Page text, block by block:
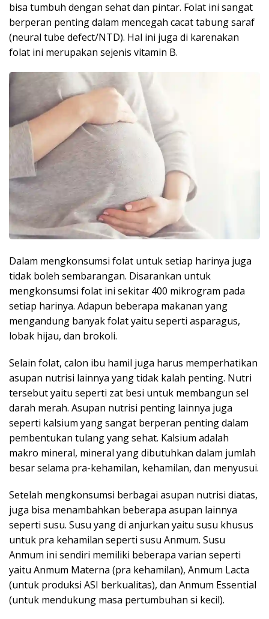
bisa tumbuh dengan sehat dan pintar. Folat ini sangat
berperan penting dalam mencegah cacat tabung saraf
(neural tube defect/NTD). Hal ini juga di karenakan
folat ini merupakan sejenis vitamin B.
Dalam mengkonsumsi folat untuk setiap harinya juga
tidak boleh sembarangan. Disarankan untuk
mengkonsumsi folat ini sekitar 400 mikrogram pada
setiap harinya. Adapun beberapa makanan yang
mengandung banyak folat yaitu seperti asparagus,
lobak hijau, dan brokoli.
Selain folat, calon ibu hamil juga harus memperhatikan
asupan nutrisi lainnya yang tidak kalah penting. Nutri
tersebut yaitu seperti zat besi untuk membangun sel
darah merah. Asupan nutrisi penting lainnya juga
seperti kalsium yang sangat berperan penting dalam
pembentukan tulang yang sehat. Kalsium adalah
makro mineral, mineral yang dibutuhkan dalam jumlah
besar selama pra-kehamilan, kehamilan, dan menyusui.
Setelah mengkonsumsi berbagai asupan nutrisi diatas,
juga bisa menambahkan beberapa asupan lainnya
seperti susu. Susu yang di anjurkan yaitu susu khusus
untuk pra kehamilan seperti susu Anmum. Susu
Anmum ini sendiri memiliki beberapa varian seperti
yaitu Anmum Materna (pra kehamilan), Anmum Lacta
(untuk produksi ASI berkualitas), dan Anmum Essential
(untuk mendukung masa pertumbuhan si kecil).